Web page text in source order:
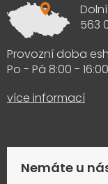
563
Provozní doba
Po - Pá 8:00 -
více informací
Nemáte u